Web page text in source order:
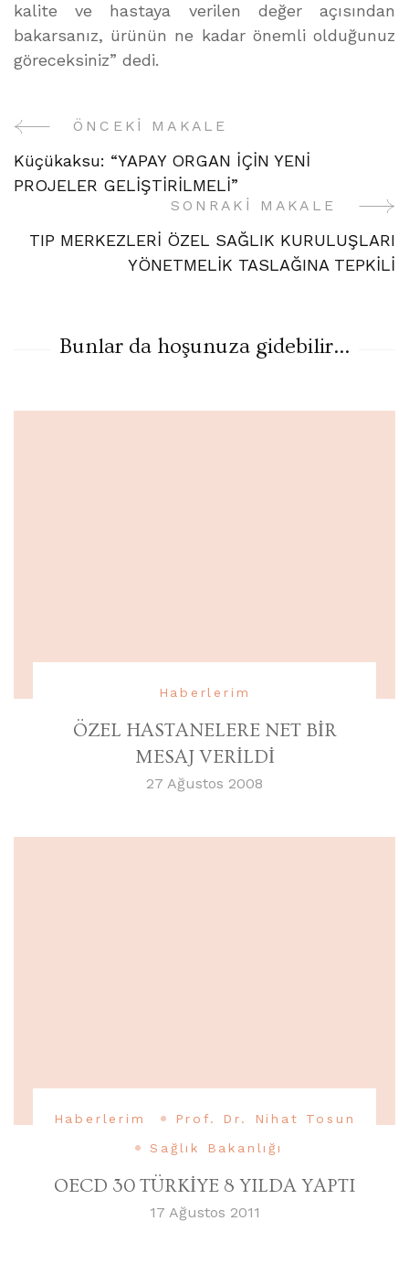
kalite ve hastaya verilen değer açısından
bakarsanız, ürünün ne kadar önemli olduğunuz
göreceksiniz” dedi.
Yazı
Gezinme
ÖNCEKI MAKALE
Küçükaksu: “YAPAY ORGAN İÇİN YENİ
PROJELER GELİŞTİRİLMELİ”
SONRAKI MAKALE
TIP MERKEZLERİ ÖZEL SAĞLIK KURULUŞLARI
YÖNETMELİK TASLAĞINA TEPKİLİ
Bunlar da hoşunuza gidebilir...
Haberlerim
ÖZEL HASTANELERE NET BİR
MESAJ VERİLDİ
27 Ağustos 2008
Haberlerim
Prof. Dr. Nihat Tosun
Sağlık Bakanlığı
OECD 30 TÜRKİYE 8 YILDA YAPTI
17 Ağustos 2011